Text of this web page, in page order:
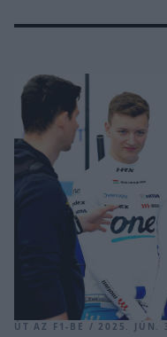
ÚT AZ F1-BE / 2025. JÚN.